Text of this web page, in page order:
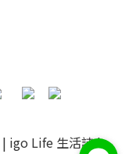
| igo Life 生活誌|